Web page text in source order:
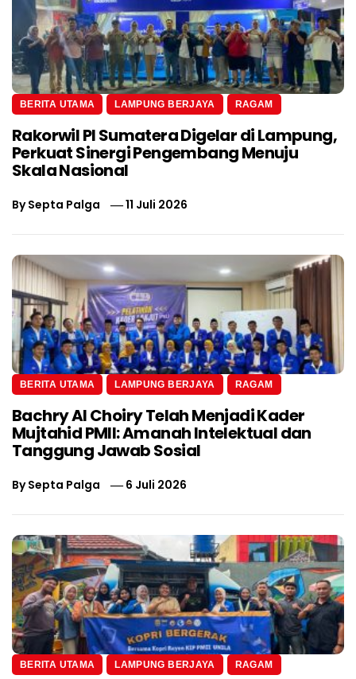
BERITA UTAMA LAMPUNG BERJAYA RAGAM
Rakorwil PI Sumatera Digelar di Lampung,
Perkuat Sinergi Pengembang Menuju
Skala Nasional
BySepta Palga 11 Juli 2026
BERITA UTAMA LAMPUNG BERJAYA RAGAM
Bachry Al Choiry Telah Menjadi Kader
Mujtahid PMII: Amanah Intelektual dan
Tanggung Jawab Sosial
BySepta Palga 6 Juli 2026
BERITA UTAMA LAMPUNG BERJAYA RAGAM